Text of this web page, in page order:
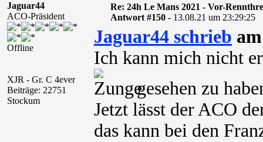
Jaguar44
ACO-Präsident
Offline
XJR - Gr. C 4ever
Beiträge: 22751
Stockum
Re: 24h Le Mans 2021 - Vor-
Antwort #150 - 13.08.21 um 23:29:25
Jaguar44 schrieb
Ich kann mich nicht
gesehen zu
Jetzt lässt der ACO
das kann bei den